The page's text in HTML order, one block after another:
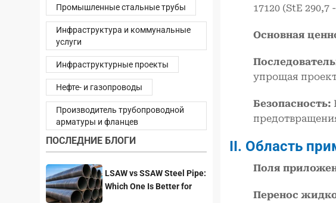
Промышленные стальные трубы
Инфраструктура и коммунальные
услуги
Инфраструктурные проекты
Нефте- и газопроводы
Производитель трубопроводной
арматуры и фланцев
ПОСЛЕДНИЕ БЛОГИ
LSAW vs SSAW Steel Pipe:
Which One Is Better for
17120 (StE 290,7
Основная
упрощая
Безопасность:
II. Область
Поля
Перенос